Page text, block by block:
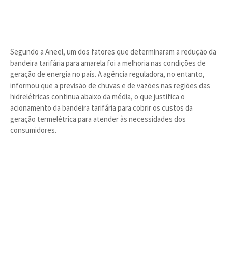
Segundo a Aneel, um dos fatores que determinaram a redução da
bandeira tarifária para amarela foi a melhoria nas condições de
geração de energia no país. A agência reguladora, no entanto,
informou que a previsão de chuvas e de vazões nas regiões das
hidrelétricas continua abaixo da média, o que justifica o
acionamento da bandeira tarifária para cobrir os custos da
geração termelétrica para atender às necessidades dos
consumidores.